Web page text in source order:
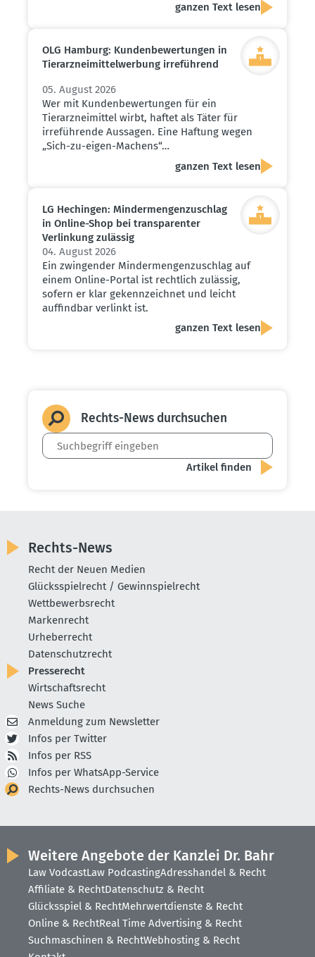
ganzen Text lesen
OLG Hamburg: Kunden­be­wer­tungen in
Tierarz­nei­mit­tel­werbung irreführend
05. August 2026
Wer mit Kundenbewertungen für ein
Tierarzneimittel wirbt, haftet als Täter für
irreführende Aussagen. Eine Haftung wegen
„Sich-zu-eigen-Machens“…
ganzen Text lesen
LG Hechingen: Minder­men­gen­zu­schlag
in Online-Shop bei trans­pa­renter
Verlinkung zulässig
04. August 2026
Ein zwingender Mindermengenzuschlag auf
einem Online-Portal ist rechtlich zulässig,
sofern er klar gekennzeichnet und leicht
auffindbar verlinkt ist.
ganzen Text lesen
Rechts-News durch­suchen
Rechts-News
Recht der Neuen Medien
Glücksspielrecht / Gewinnspielrecht
Wettbewerbsrecht
Markenrecht
Urheberrecht
Datenschutzrecht
Presserecht
Wirtschaftsrecht
News Suche
Anmeldung zum Newsletter
Infos per Twitter
Infos per RSS
Infos per WhatsApp-Service
Rechts-News durchsuchen
Weitere Angebote der Kanzlei Dr. Bahr
Law VodcastLaw PodcastingAdresshandel & Recht
Affiliate & RechtDatenschutz & Recht
Glücksspiel & RechtMehrwertdienste & Recht
Online & RechtReal Time Advertising & Recht
Suchmaschinen & RechtWebhosting & Recht